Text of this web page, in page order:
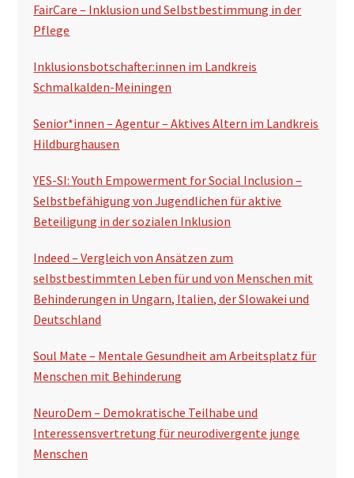
FairCare – Inklusion und Selbstbestimmung in der
Pflege
Inklusionsbotschafter:innen im Landkreis
Schmalkalden-Meiningen
Senior*innen – Agentur – Aktives Altern im Landkreis
Hildburghausen
YES-SI: Youth Empowerment for Social Inclusion –
Selbstbefähigung von Jugendlichen für aktive
Beteiligung in der sozialen Inklusion
Indeed – Vergleich von Ansätzen zum
selbstbestimmten Leben für und von Menschen mit
Behinderungen in Ungarn, Italien, der Slowakei und
Deutschland
Soul Mate – Mentale Gesundheit am Arbeitsplatz für
Menschen mit Behinderung
NeuroDem – Demokratische Teilhabe und
Interessensvertretung für neurodivergente junge
Menschen